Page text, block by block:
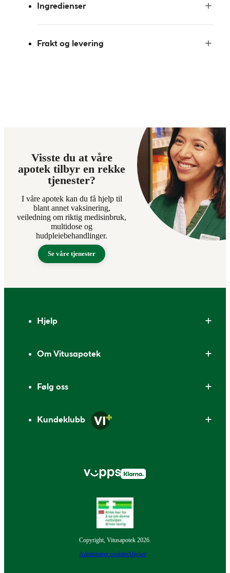
Ingredienser
Frakt og levering
Visste du at våre
apotek tilbyr en rekke
tjenester?
I våre apotek kan du få hjelp til
blant annet vaksinering,
veiledning om riktig medisinbruk,
multidose og
hudpleiebehandlinger.
Se våre tjenester
Hjelp
Om Vitusapotek
Følg oss
Kundeklubb
Copyright, Vitusapotek 2026.
Administrer cookiesMerker